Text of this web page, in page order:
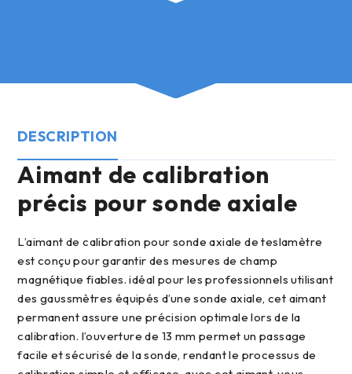
DESCRIPTION
aimant de calibration
précis pour sonde axiale
l’aimant de calibration pour sonde axiale de teslamètre
est conçu pour garantir des mesures de champ
magnétique fiables. idéal pour les professionnels utilisant
des gaussmètres équipés d’une sonde axiale, cet aimant
permanent assure une précision optimale lors de la
calibration. l’ouverture de 13 mm permet un passage
facile et sécurisé de la sonde, rendant le processus de